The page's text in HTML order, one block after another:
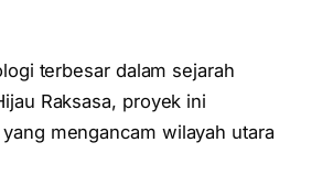
terbesar dalam sejarah
Raksasa, proyek ini
mengancam wilayah utara